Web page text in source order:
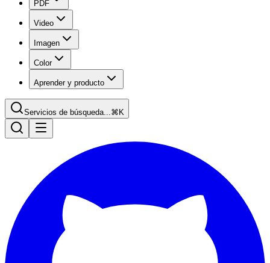
PDF
Video
Imagen
Color
Aprender y producto
Servicios de búsqueda...⌘K